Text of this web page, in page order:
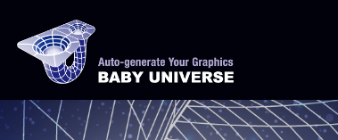
ツ
へ
シ
ョ